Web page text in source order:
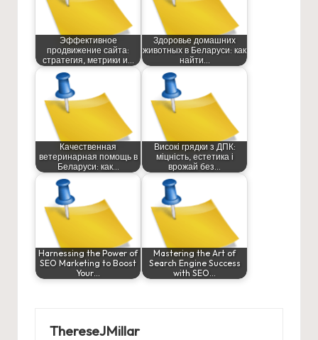
Эффективное
продвижение сайта:
стратегия, метрики и…
Здоровье домашних
животных в Беларуси: как
найти…
Качественная
ветеринарная помощь в
Беларуси: как…
Високі грядки з ДПК:
міцність, естетика і
врожай без…
Harnessing the Power of
SEO Marketing to Boost
Your…
Mastering the Art of
Search Engine Success
with SEO…
ThereseJMillar